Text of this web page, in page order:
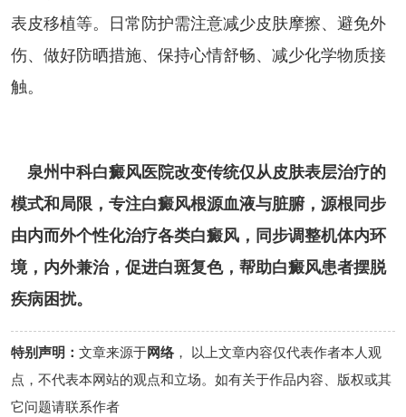
表皮移植等。日常防护需注意减少皮肤摩擦、避免外
伤、做好防晒措施、保持心情舒畅、减少化学物质接
触。
泉州中科白癜风医院改变传统仅从皮肤表层治疗的
模式和局限，专注白癜风根源血液与脏腑，源根同步
由内而外个性化治疗各类白癜风，同步调整机体内环
境，内外兼治，促进白斑复色，帮助白癜风患者摆脱
疾病困扰。
特别声明： 文章来源于网络， 以上文章内容仅代表作者本人观
点，不代表本网站的观点和立场。如有关于作品内容、版权或其
它问题请联系作者